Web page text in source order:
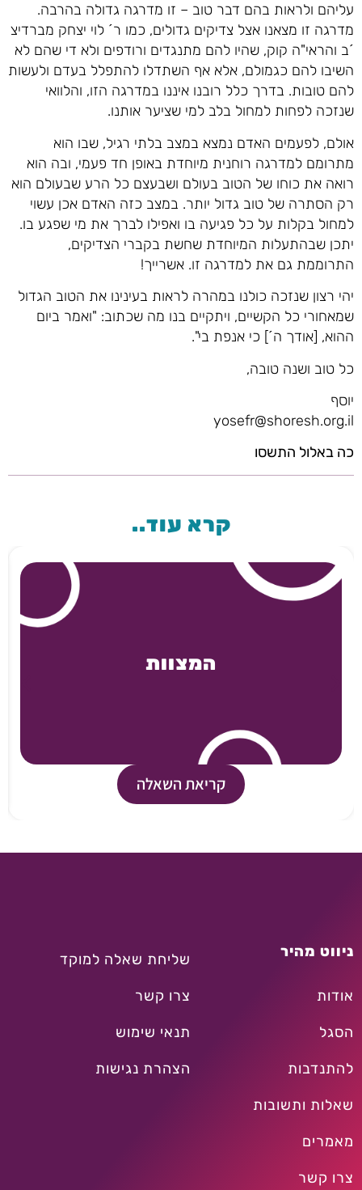
עליהם ולראות בהם דבר טוב – זו מדרגה גדולה בהרבה.
מדרגה זו מצאנו אצל צדיקים גדולים, כמו ר´ לוי יצחק מברדיצ
´ב והראי"ה קוק, שהיו להם מתנגדים ורודפים ולא די שהם לא
השיבו להם כגמולם, אלא אף השתדלו להתפלל בעדם ולעשות
להם טובות. בדרך כלל רובנו איננו במדרגה הזו, והלוואי
שנזכה לפחות למחול בלב למי שציער אותנו.
אולם, לפעמים האדם נמצא במצב בלתי רגיל, שבו הוא
מתרומם למדרגה רוחנית מיוחדת באופן חד פעמי, ובה הוא
רואה את כוחו של הטוב בעולם ושבעצם כל הרע שבעולם הוא
רק הסתרה של טוב גדול יותר. במצב כזה האדם אכן עשוי
למחול בקלות על כל פגיעה בו ואפילו לברך את מי שפגע בו.
יתכן שבהתעלות המיוחדת שחשת בקברי הצדיקים,
התרוממת גם את למדרגה זו. אשרייך!
יהי רצון שנזכה כולנו במהרה לראות בעינינו את הטוב הגדול
שמאחורי כל הקשיים, ויתקיים בנו מה שכתוב: "ואמר ביום
ההוא, [אודך ה´] כי אנפת בי".
כל טוב ושנה טובה,
יוסף
yosefr@shoresh.org.il
כה באלול התשסו
קרא עוד..
המצוות
קריאת השאלה
ניווט מהיר
אודות
הסגל
להתנדבות
שאלות ותשובות
מאמרים
צרו קשר
שליחת שאלה למוקד
צרו קשר
תנאי שימוש
הצהרת נגישות